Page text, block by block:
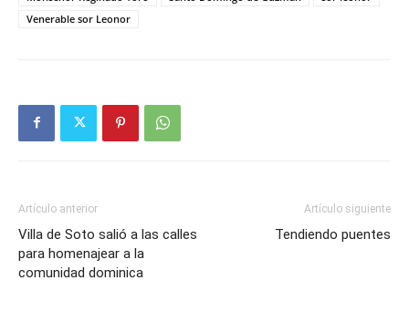
Venerable sor Leonor
Artículo anterior
Villa de Soto salió a las calles
para homenajear a la
comunidad dominica
Artículo siguiente
Tendiendo puentes